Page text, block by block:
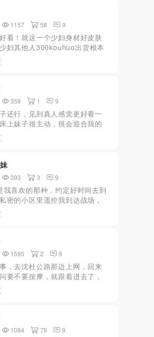
1157 58 9
看！就这一个少妇身材好皮肤
妇其他人300kouhuo出货根本
只有80按摩！300kouhuo出
359 1 9
还行，见到真人感觉更好看一
上妹子很主动，很会迎合我的
我很满足
393 3 9
我喜欢的那种，约定好时间去到
密的小区里遥控我到达战场，
热血沸腾，帮助我洗了个澡开
波在身上摩擦，感觉好爽啊！
1595 2 9
，去沈杜公路那边上网，回来
要不要按摩，就跟着进去了，
子不错，奶子挺大的过段200，
我又给她按下去了，感觉有点
1084 79 9